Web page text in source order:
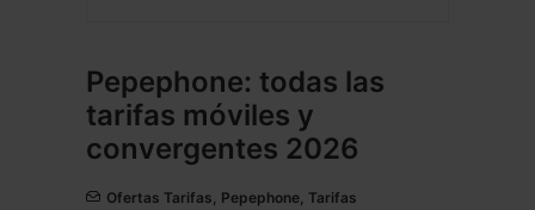
Pepephone: todas las
tarifas móviles y
convergentes 2026
Ofertas Tarifas, Pepephone, Tarifas